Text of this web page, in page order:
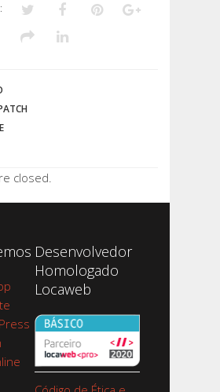
closed.
Desenvolvedor
Homologado
Locaweb